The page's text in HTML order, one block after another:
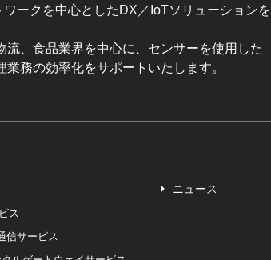
ワークを中心としたDX／IoTソリューションを
流、食品業界を中心に、センサーを使用した
業務の効率化をサポートいたします。
ス
信サービス
ニュース